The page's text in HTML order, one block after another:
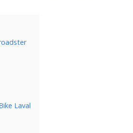
Laval